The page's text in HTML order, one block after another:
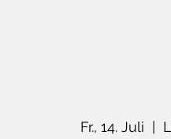
Fr., 14. Juli
  |